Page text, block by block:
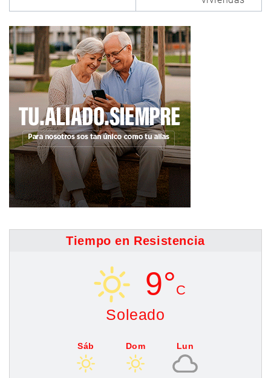
Tiempo en Resistencia
9°C
Soleado
Sáb Dom Lun